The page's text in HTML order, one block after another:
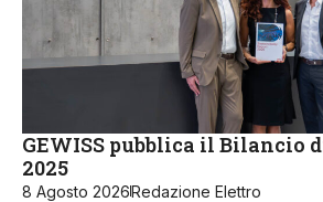
GEWISS pubblica il Bilancio
2025
8 Agosto 2026Redazione Elettro